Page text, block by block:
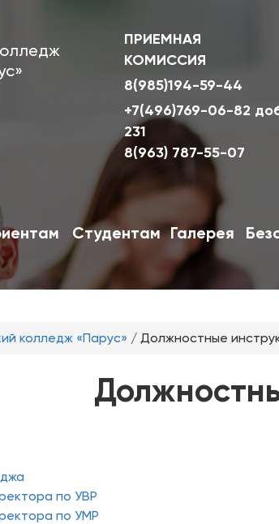
ПРИЕМНАЯ
КОМИССИЯ
8(985)194-59-44
+7(496)769-06-82
231
8(963) 787-55-07
Студентам Галерея
колледж «Парус» / Должностные
по УВР
по УМР